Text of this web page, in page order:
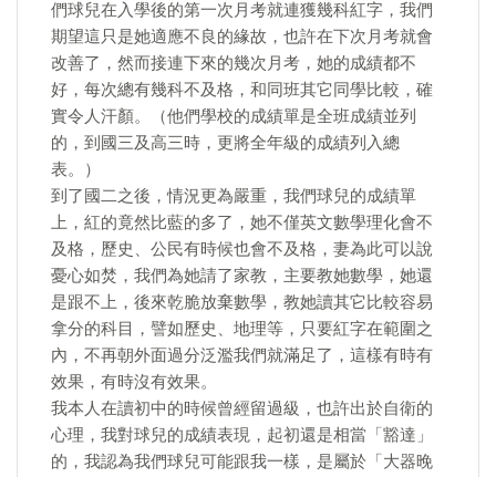
們球兒在入學後的第一次月考就連獲幾科紅字，我們
期望這只是她適應不良的緣故，也許在下次月考就會
改善了，然而接連下來的幾次月考，她的成績都不
好，每次總有幾科不及格，和同班其它同學比較，確
實令人汗顏。（他們學校的成績單是全班成績並列
的，到國三及高三時，更將全年級的成績列入總
表。）
到了國二之後，情況更為嚴重，我們球兒的成績單
上，紅的竟然比藍的多了，她不僅英文數學理化會不
及格，歷史、公民有時候也會不及格，妻為此可以說
憂心如焚，我們為她請了家教，主要教她數學，她還
是跟不上，後來乾脆放棄數學，教她讀其它比較容易
拿分的科目，譬如歷史、地理等，只要紅字在範圍之
內，不再朝外面過分泛濫我們就滿足了，這樣有時有
效果，有時沒有效果。
我本人在讀初中的時候曾經留過級，也許出於自衛的
心理，我對球兒的成績表現，起初還是相當「豁達」
的，我認為我們球兒可能跟我一樣，是屬於「大器晚